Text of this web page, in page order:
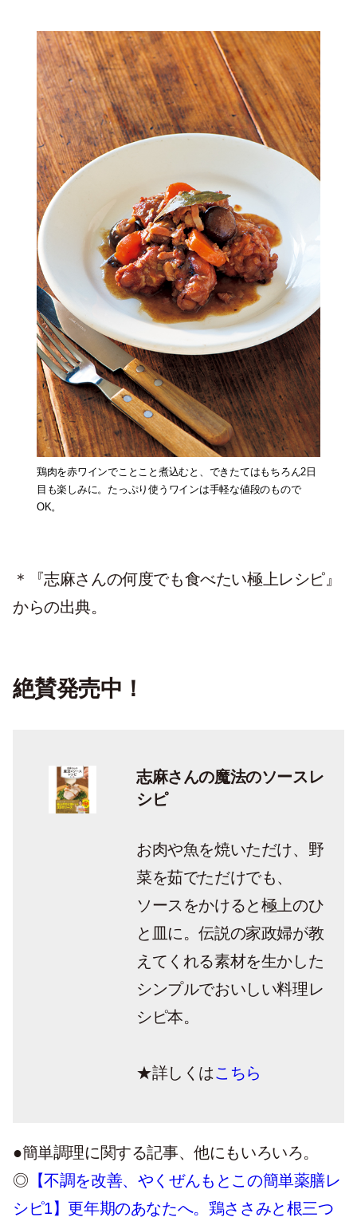
鶏肉を赤ワインでことこと煮込むと、できたてはもちろん2日
目も楽しみに。たっぷり使うワインは手軽な値段のもので
OK。
＊『志麻さんの何度でも食べたい極上レシピ』
からの出典。
絶賛発売中！
志麻さんの魔法のソースレ
シピ
お肉や魚を焼いただけ、野
菜を茹でただけでも、
ソースをかけると極上のひ
と皿に。伝説の家政婦が教
えてくれる素材を生かした
シンプルでおいしい料理レ
シピ本。
★詳しくはこちら
●簡単調理に関する記事、他にもいろいろ。
◎ 【不調を改善、やくぜんもとこの簡単薬膳レ
シピ1】更年期のあなたへ。鶏ささみと根三つ